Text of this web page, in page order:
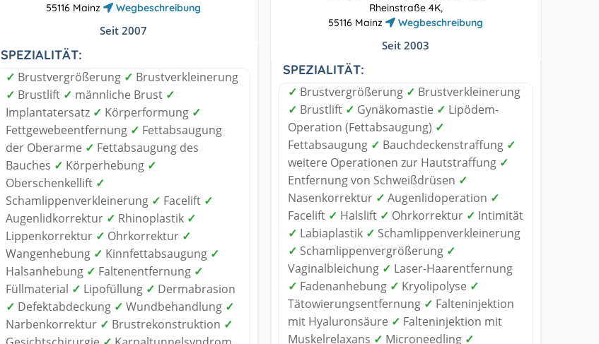
55116 Mainz
Wegbeschreibung
Seit 2007
SPEZIALITÄT:
✓ Brustvergrößerung ✓ Brustverkleinerung
✓ Brustlift ✓ männliche Brust ✓
Implantatersatz ✓ Körperformung ✓
Fettgewebeentfernung ✓ Fettabsaugung
der Oberarme ✓ Fettabsaugung des
Bauches ✓ Körperhebung ✓
Oberschenkellift ✓
Schamlippenverkleinerung ✓ Facelift ✓
Augenlidkorrektur ✓ Rhinoplastik ✓
Lippenkorrektur ✓ Ohrkorrektur ✓
Wangenhebung ✓ Kinnfettabsaugung ✓
Halsanhebung ✓ Faltenentfernung ✓
Füllmaterial ✓ Lipofüllung ✓ Dermabrasion
✓ Defektabdeckung ✓ Wundbehandlung ✓
Narbenkorrektur ✓ Brustrekonstruktion ✓
Rheinstraße 4K,
55116 Mainz
Wegbeschreibung
Seit 2003
SPEZIALITÄT:
✓ Brustvergrößerung ✓ Brustverkleinerung
✓ Brustlift ✓ Gynäkomastie ✓ Lipödem-
Operation (Fettabsaugung) ✓
Fettabsaugung ✓ Bauchdeckenstraffung ✓
weitere Operationen zur Hautstraffung ✓
Entfernung von Schweißdrüsen ✓
Nasenkorrektur ✓ Augenlidoperation ✓
Facelift ✓ Halslift ✓ Ohrkorrektur ✓ Intimität
✓ Labiaplastik ✓ Schamlippenverkleinerung
✓ Schamlippenvergrößerung ✓
Vaginalbleichung ✓ Laser-Haarentfernung
✓ Fadenanhebung ✓ Kryolipolyse ✓
Tätowierungsentfernung ✓ Falteninjektion
mit Hyaluronsäure ✓ Falteninjektion mit
Muskelrelaxans ✓ Microneedling ✓